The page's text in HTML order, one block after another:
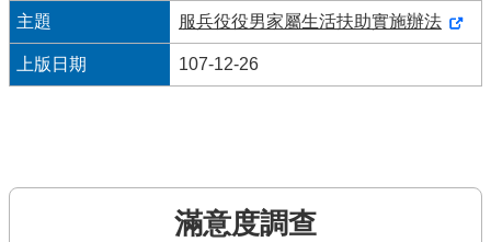
開
放
宣
告
服兵役役男家屬生活扶助實施辦法
107-12-26